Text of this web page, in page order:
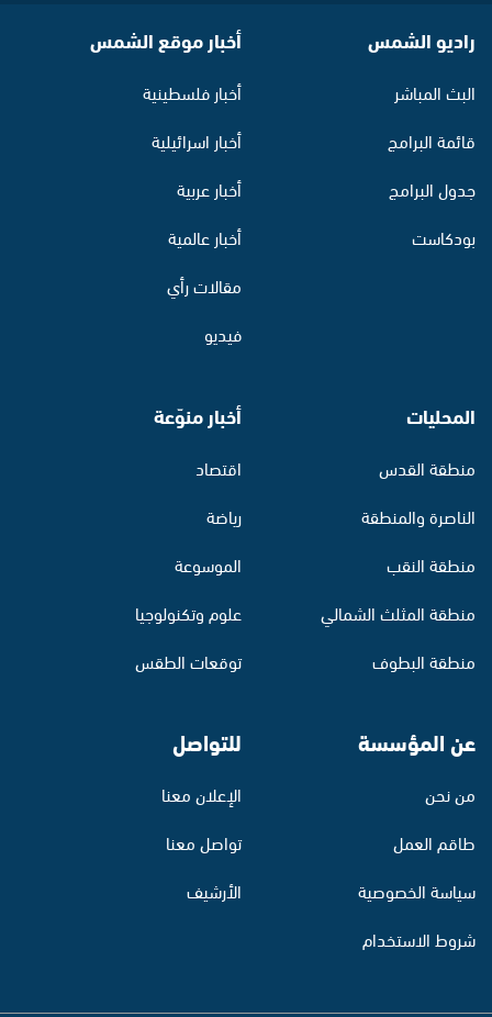
راديو الشمس
البث المباشر
قائمة البرامج
جدول البرامج
بودكاست
أخبار موقع الشمس
أخبار فلسطينية
أخبار اسرائيلية
أخبار عربية
أخبار عالمية
مقالات رأي
فيديو
المحليات
منطقة القدس
الناصرة والمنطقة
منطقة النقب
منطقة المثلث الشمالي
منطقة البطوف
أخبار منوّعة
اقتصاد
رياضة
الموسوعة
علوم وتكنولوجيا
توقعات الطقس
عن المؤسسة
من نحن
طاقم العمل
سياسة الخصوصية
شروط الاستخدام
للتواصل
الإعلان معنا
تواصل معنا
الأرشيف